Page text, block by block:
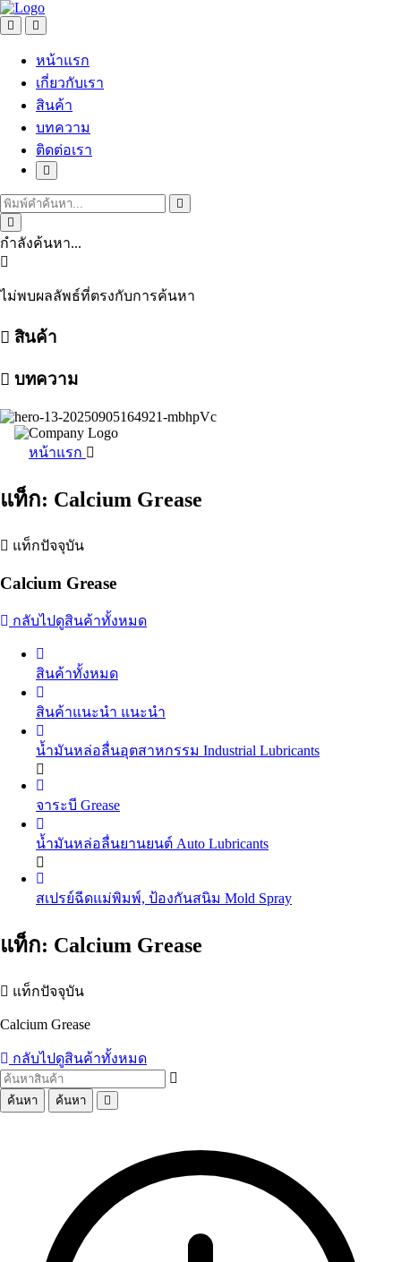
หน้าแรก
เกี่ยวกับเรา
สินค้า
บทความ
ติดต่อเรา
กำลังค้นหา...
ไม่พบผลลัพธ์ที่ตรงกับการค้นหา
สินค้า
บทความ
หน้าแรก
แท็ก: Calcium Grease
แท็กปัจจุบัน
Calcium Grease
กลับไปดูสินค้าทั้งหมด
สินค้าทั้งหมด
สินค้าแนะนำ แนะนำ
น้ำมันหล่อลื่นอุตสาหกรรม Industrial Lubricants
น้ำมันถ่ายเทความร้อน
น้ำมันเกียร์อุตสาหกรรม
น้ำมัน EDMน้ำมันสปาร์ค
น้ำมันปั๊มลมAir Compressor Oil
น้ำมันห้องเย็น
จาระบี Grease
น้ำมันหล่อลื่นยานยนต์ Auto Lubricants
น้ำมันเครื่องดีเซลDiesel Engine Oil
น้ำมันเบรกBrake Fluid
อื่นๆ Others
สเปรย์ฉีดแม่พิมพ์, ป้องกันสนิม Mold Spray
แท็ก: Calcium Grease
แท็กปัจจุบัน
Calcium Grease
กลับไปดูสินค้าทั้งหมด
ค้นหา ค้นหา